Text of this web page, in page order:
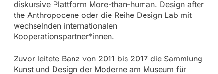
diskursive Plattform More-than-human. Design after
the Anthropocene oder die Reihe Design Lab mit
wechselnden internationalen
Kooperationspartner*innen.
Zuvor leitete Banz von 2011 bis 2017 die Sammlung
Kunst und Design der Moderne am Museum für